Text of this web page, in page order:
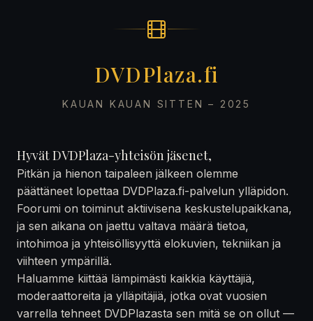
DVDPlaza.fi
KAUAN KAUAN SITTEN – 2025
Hyvät DVDPlaza-yhteisön jäsenet,
Pitkän ja hienon taipaleen jälkeen olemme
päättäneet lopettaa DVDPlaza.fi-palvelun ylläpidon.
Foorumi on toiminut aktiivisena keskustelupaikkana,
ja sen aikana on jaettu valtava määrä tietoa,
intohimoa ja yhteisöllisyyttä elokuvien, tekniikan ja
viihteen ympärillä.
Haluamme kiittää lämpimästi kaikkia käyttäjiä,
moderaattoreita ja ylläpitäjiä, jotka ovat vuosien
varrella tehneet DVDPlazasta sen mitä se on ollut —